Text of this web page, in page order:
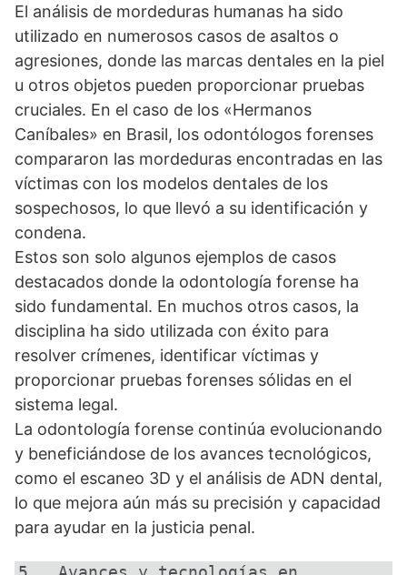
El análisis de mordeduras humanas ha sido
utilizado en numerosos casos de asaltos o
agresiones, donde las marcas dentales en la piel
u otros objetos pueden proporcionar pruebas
cruciales. En el caso de los «Hermanos
Caníbales» en Brasil, los odontólogos forenses
compararon las mordeduras encontradas en las
víctimas con los modelos dentales de los
sospechosos, lo que llevó a su identificación y
condena.
Estos son solo algunos ejemplos de casos
destacados donde la odontología forense ha
sido fundamental. En muchos otros casos, la
disciplina ha sido utilizada con éxito para
resolver crímenes, identificar víctimas y
proporcionar pruebas forenses sólidas en el
sistema legal.
La odontología forense continúa evolucionando
y beneficiándose de los avances tecnológicos,
como el escaneo 3D y el análisis de ADN dental,
lo que mejora aún más su precisión y capacidad
para ayudar en la justicia penal.